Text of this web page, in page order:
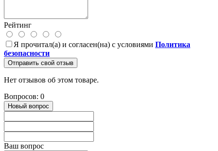
Рейтинг
Я прочитал(а) и согласен(на) с условиями Политика
безопасности
Отправить свой отзыв
Нет отзывов об этом товаре.
Вопросов: 0
Новый вопрос
Ваш вопрос